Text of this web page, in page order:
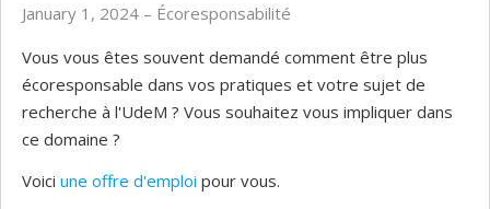
January 1, 2024 – Écoresponsabilité
Vous vous êtes souvent demandé comment être plus
écoresponsable dans vos pratiques et votre sujet de
recherche à l'UdeM ? Vous souhaitez vous impliquer dans
ce domaine ?
Voici une offre d'emploi pour vous.